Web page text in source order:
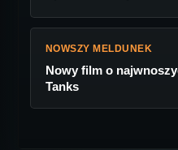
NOWSZY MELDUNEK
Nowy film o
Tanks